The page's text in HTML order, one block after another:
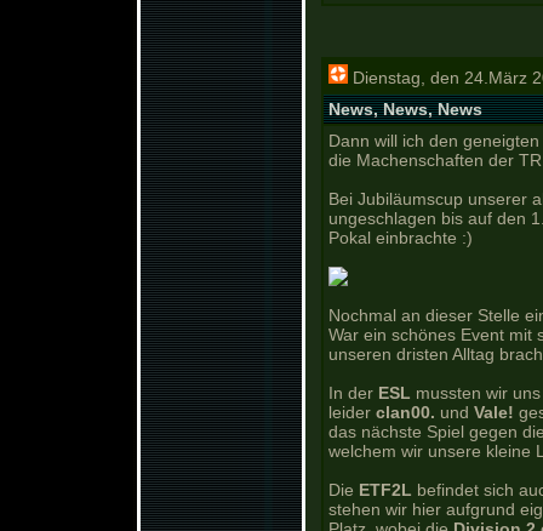
Dienstag, den 24.März
News, News, News
Dann will ich den
die Machenschaften der
Bei Jubiläumscup unserer
ungeschlagen bis auf den
Pokal einbrachte :)
Nochmal an dieser Stelle
War ein schönes Event mit
unseren dristen Alltag
In der ESL mussten wir
leider clan00. und Vale!
das nächste Spiel gegen
welchem wir unsere kleine
Die ETF2L befindet sich
stehen wir hier aufgrund